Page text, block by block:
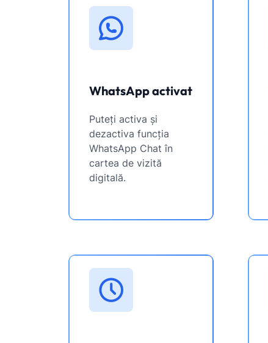
WhatsApp activat
Puteți activa și
dezactiva funcția
WhatsApp Chat în
cartea de vizită
digitală.